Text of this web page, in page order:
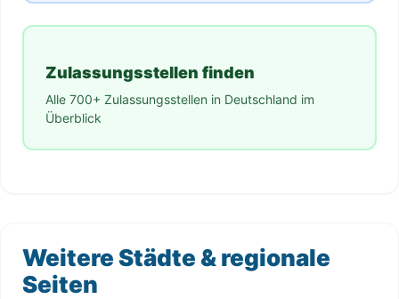
Zulassungsstellen finden
Alle 700+ Zulassungsstellen in Deutschland im
Überblick
Weitere Städte & regionale
Seiten